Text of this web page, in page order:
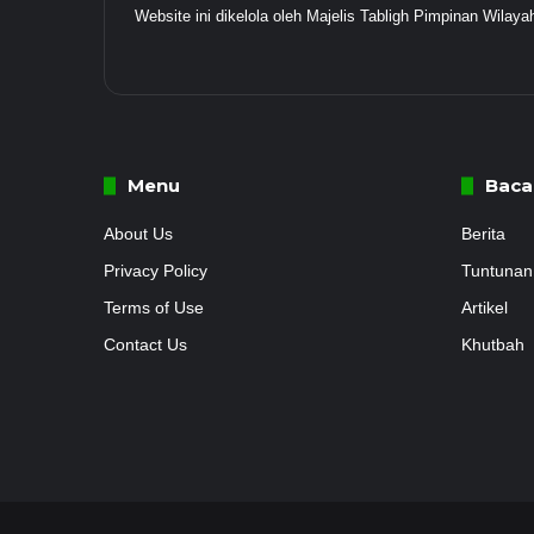
Website ini dikelola oleh Majelis Tabligh Pimpinan
Menu
About Us
Privacy Policy
Terms of Use
Contact Us
Berita
Tuntunan
Artikel
Khutbah